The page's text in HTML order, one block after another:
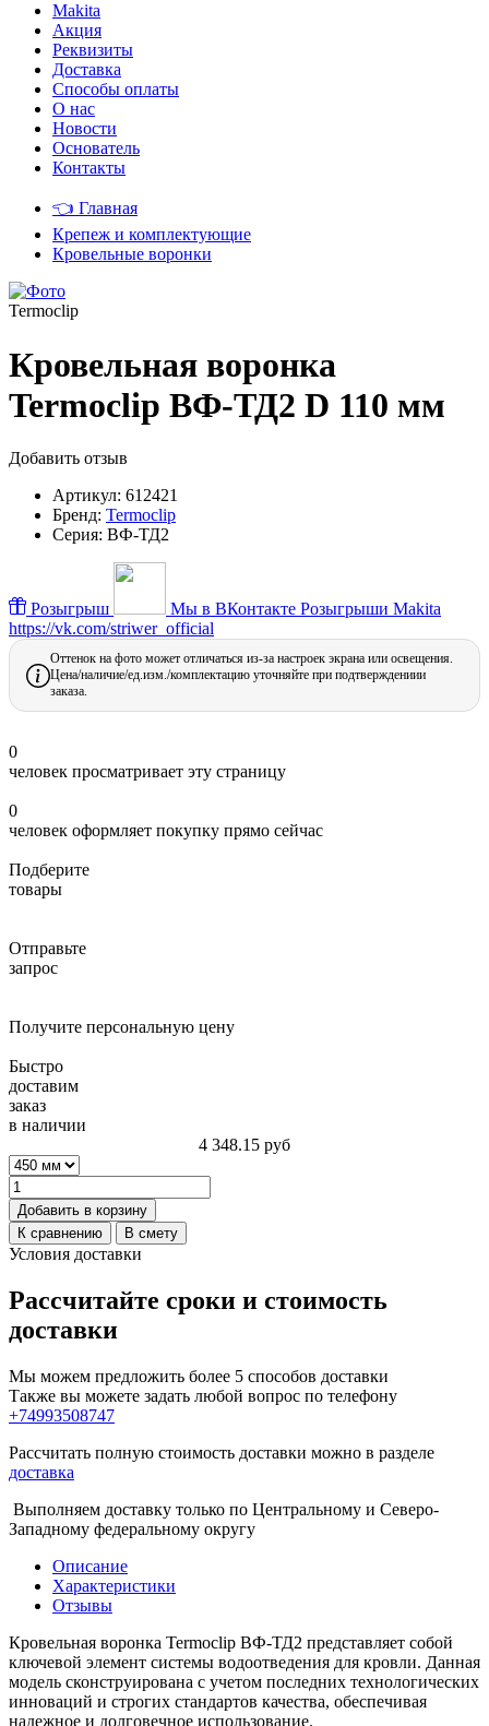
Makita
Акция
Реквизиты
Доставка
Способы оплаты
О нас
Новости
Основатель
Контакты
👈 Главная
Крепеж и комплектующие
Кровельные воронки
Termoclip
Кровельная воронка
Termoclip ВФ-ТД2 D 110 мм
Добавить отзыв
Артикул: 612421
Бренд: Termoclip
Серия: ВФ-ТД2
Розыгрыш Мы в ВКонтакте Розыгрыши Makita
https://vk.com/striwer_official
Оттенок на фото может отличаться из-за настроек экрана или освещения.
Цена/наличие/ед.изм./комплектацию уточняйте при подтверждениии
заказа.
0
человек просматривает эту страницу
0
человек оформляет покупку прямо сейчас
Подберите
товары
Отправьте
запрос
Получите персональную цену
Быстро
доставим
заказ
в наличии
4 348.15 руб
Добавить в корзину
К сравнению
В смету
Условия доставки
Рассчитайте сроки и стоимость
доставки
Мы можем предложить более 5 способов доставки
Также вы можете задать любой вопрос по телефону
+74993508747
Рассчитать полную стоимость доставки можно в разделе
доставка
Выполняем доставку только по Центральному и Северо-
Западному федеральному округу
Описание
Характеристики
Отзывы
Кровельная воронка Termoclip ВФ-ТД2 представляет собой
ключевой элемент системы водоотведения для кровли. Данная
модель сконструирована с учетом последних технологических
инноваций и строгих стандартов качества, обеспечивая
надежное и долговечное использование.